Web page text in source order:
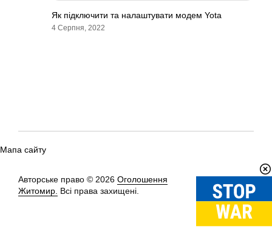
Як підключити та налаштувати модем Yota
4 Серпня, 2022
Мапа сайту
Авторське право © 2026 Оголошення
Житомир. Всі права захищені.
Вгору↑